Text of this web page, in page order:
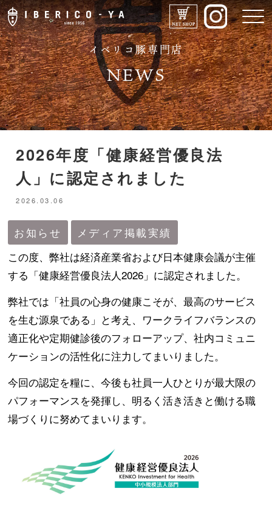
IBERICO-YAのこだわり
ドリンク
店舗紹介
コラム
メディア掲載実績
イベリコ豚専門店
NEWS
2026年度「健康経営優良法
人」に認定されました
2026.03.06
お知らせ メディア掲載実績
この度、弊社は経済産業省および日本健康会議が主催
する「健康経営優良法人2026」に認定されました。
弊社では「社員の心身の健康こそが、最高のサービス
を生む源泉である」と考え、ワークライフバランスの
適正化や定期健診後のフォローアップ、社内コミュニ
ケーションの活性化に注力してまいりました。
今回の認定を糧に、今後も社員一人ひとりが最大限の
パフォーマンスを発揮し、明るく活き活きと働ける職
場づくりに努めてまいります。